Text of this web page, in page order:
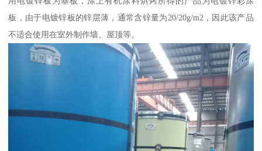
板，由于电镀锌板的锌层薄，通常含锌量为20/20g/m2，因此该产品
不适合使用在室外制作墙、屋顶等。